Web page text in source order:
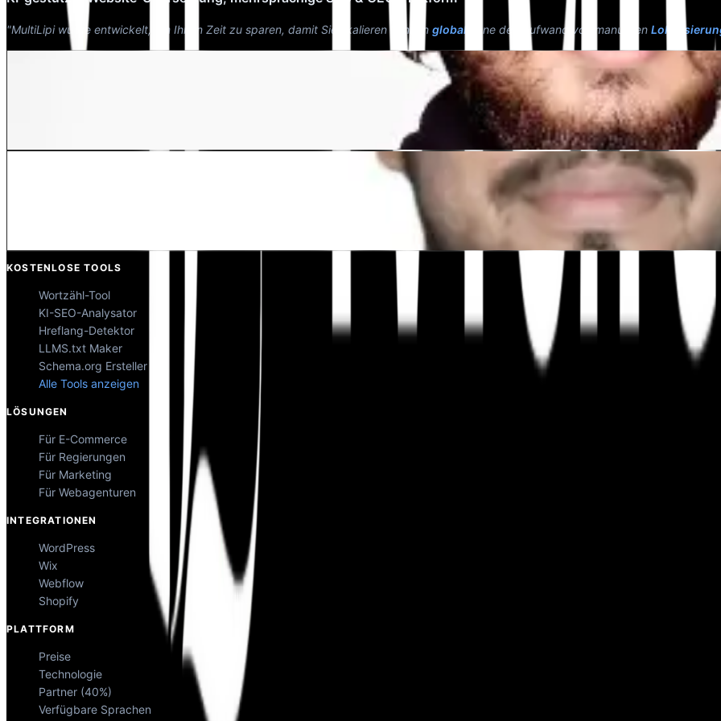
"MultiLipi wurde entwickelt, um Ihnen Zeit zu sparen, damit Sie skalieren können global ohne den Aufwand von manuellen
KOSTENLOSE TOOLS
Wortzähl-Tool
KI-SEO-Analysator
Hreflang-Detektor
LLMS.txt Maker
Schema.org Ersteller
Alle Tools anzeigen
LÖSUNGEN
Für E-Commerce
Für Regierungen
Für Marketing
Für Webagenturen
INTEGRATIONEN
WordPress
Wix
Webflow
Shopify
PLATTFORM
Preise
Technologie
Partner (40%)
Verfügbare Sprachen